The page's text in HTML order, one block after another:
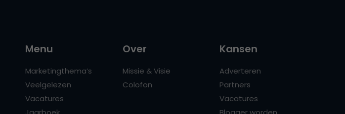
Menu
Marketingthema’s
Veelgelezen
Vacatures
Over
Missie & Visie
Colofon
Kansen
Adverteren
Partners
Vacatures